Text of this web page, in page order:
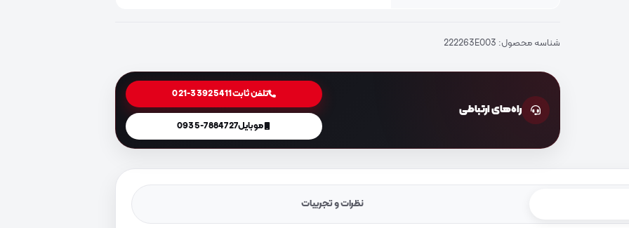
شناسه محصول: 222263E003
راه‌های ارتباطی
تلفن ثابت021-33925411
موبایل0935-7884727
نظرات و تجربیات